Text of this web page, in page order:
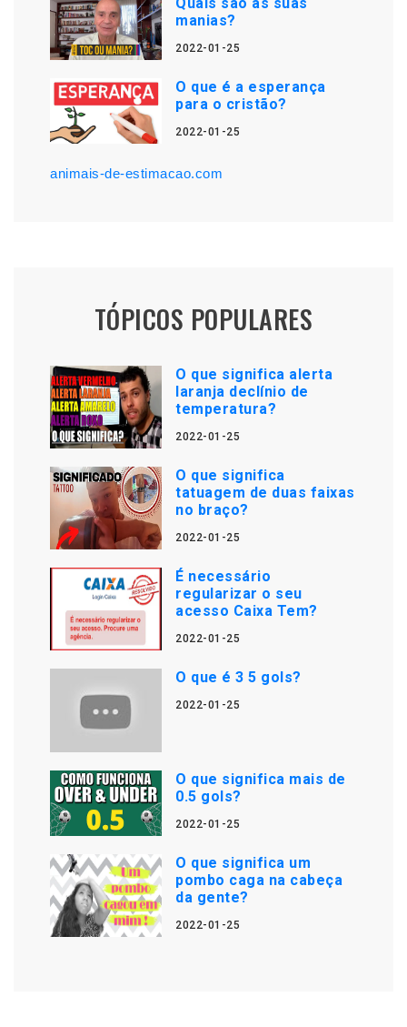
manias?
2022-01-25
O que é a esperança
para o cristão?
2022-01-25
animais-de-estimacao.com
TÓPICOS POPULARES
O que significa alerta
laranja declínio de
temperatura?
2022-01-25
O que significa
tatuagem de duas faixas
no braço?
2022-01-25
É necessário
regularizar o seu
acesso Caixa Tem?
2022-01-25
O que é 3 5 gols?
2022-01-25
O que significa mais de
0.5 gols?
2022-01-25
O que significa um
pombo caga na cabeça
da gente?
2022-01-25